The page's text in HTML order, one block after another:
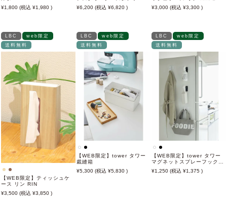
1,800
1,980
6,200
6,820
3,000
3,300
LBC
web限定
送料無料
【WEB限定】ティッシュケ
ース リン RIN
3,500
3,850
LBC
web限定
送料無料
【WEB限定】tower タワー
裁縫箱
5,300
5,830
LBC
web限定
送料無料
【WEB限定】tower タワー
マグネットスプレーフック
1,250 1,375